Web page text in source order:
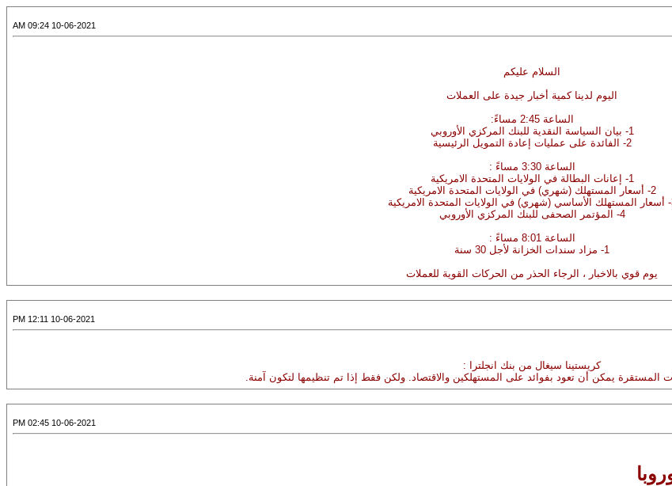
10-06-2021 09:24 AM
السلام عليكم
اليوم لدينا كمية أخبار جيدة على العملات
الساعة 2:45 مساءً:
1- بيان السياسة النقدية للبنك المركزي الأوروبي
2- الفائدة على عمليات إعادة التمويل الرئيسية
الساعة 3:30 مساءً :
1- إعانات البطالة في الولايات المتحدة الامريكية
2- أسعار المستهلك (شهري) في الولايات المتحدة الامريكية
الامريكية
4- المؤتمر الصحفى للبنك المركزي الأوروبي
الساعة 8:01 مساءً :
1- مزاد سندات الخزانة لأجل 30 سنة
يوم قوي بالاخبار ، الرجاء الحذر من الحركات القوية للعملات
10-06-2021 12:11 PM
كريستينا سيغال من بنك انجلترا :
المستقرة يمكن أن تعود بفوائد على المستهلكين والاقتصاد. ولكن فقط إذا تم تنظيمها لتكون آمنة.
10-06-2021 02:45 PM